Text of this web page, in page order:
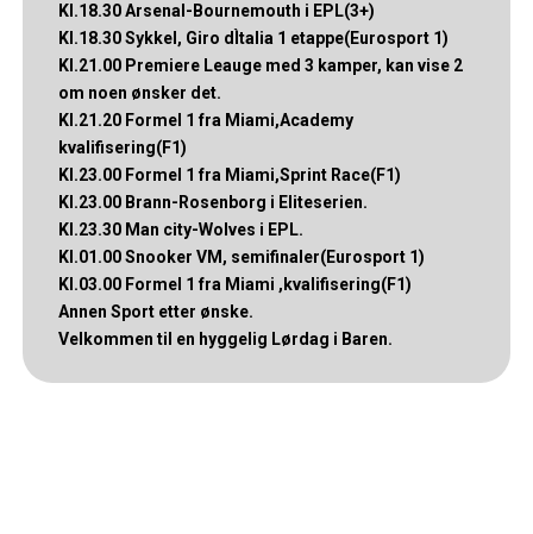
Kl.18.30 Arsenal-Bournemouth i EPL(3+)
Kl.18.30 Sykkel, Giro dÌtalia 1 etappe(Eurosport 1)
Kl.21.00 Premiere Leauge med 3 kamper, kan vise 2
om noen ønsker det.
Kl.21.20 Formel 1 fra Miami,Academy
kvalifisering(F1)
Kl.23.00 Formel 1 fra Miami,Sprint Race(F1)
Kl.23.00 Brann-Rosenborg i Eliteserien.
Kl.23.30 Man city-Wolves i EPL.
Kl.01.00 Snooker VM, semifinaler(Eurosport 1)
Kl.03.00 Formel 1 fra Miami ,kvalifisering(F1)
Annen Sport etter ønske.
Velkommen til en hyggelig Lørdag i Baren.